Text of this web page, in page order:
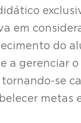
em
do
a gerenciar
se
metas